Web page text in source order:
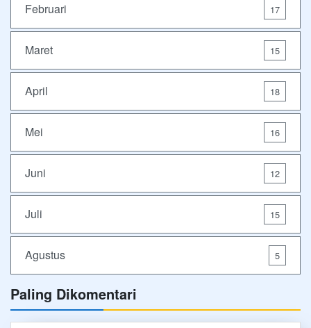
Februari 17
Maret 15
April 18
Mei 16
Juni 12
Juli 15
Agustus 5
Paling Dikomentari